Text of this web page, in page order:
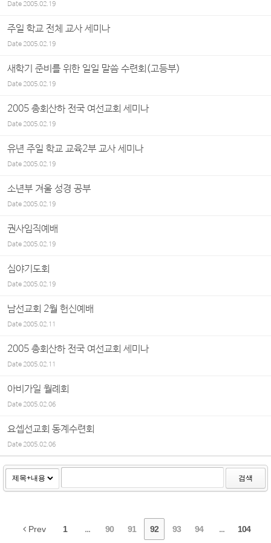
Date2005.02.19
주일 학교 전체 교사 세미나
Date2005.02.19
새학기 준비를 위한 일일 말씀 수련회(고등부)
Date2005.02.19
2005 총회산하 전국 여선교회 세미나
Date2005.02.19
유년 주일 학교 교육2부 교사 세미나
Date2005.02.19
소년부 겨울 성경 공부
Date2005.02.19
권사임직예배
Date2005.02.19
심야기도회
Date2005.02.19
남선교회 2월 헌신예배
Date2005.02.11
2005 총회산하 전국 여선교회 세미나
Date2005.02.11
아비가일 월례회
Date2005.02.06
요셉선교회 동계수련회
Date2005.02.06
검색
Prev 1 ... 90 91 92 93 94 ... 104